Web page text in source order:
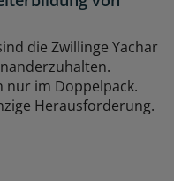
die Zwillinge Yachar
nur im Doppelpack.
Herausforderung.